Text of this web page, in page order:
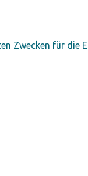
Zwecken für die